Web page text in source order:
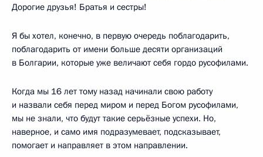
Дорогие друзья! Братья и сестры!
Я бы хотел, конечно, в первую очередь поблагодарить,
поблагодарить от имени больше десяти организаций
в Болгарии, которые уже величают себя гордо русофилами.
Когда мы 16 лет тому назад начинали свою работу
и назвали себя перед миром и перед Богом русофилами,
мы не знали, что будут такие серьёзные успехи. Но,
наверное, и само имя подразумевает, подсказывает,
помогает и направляет в этом направлении.